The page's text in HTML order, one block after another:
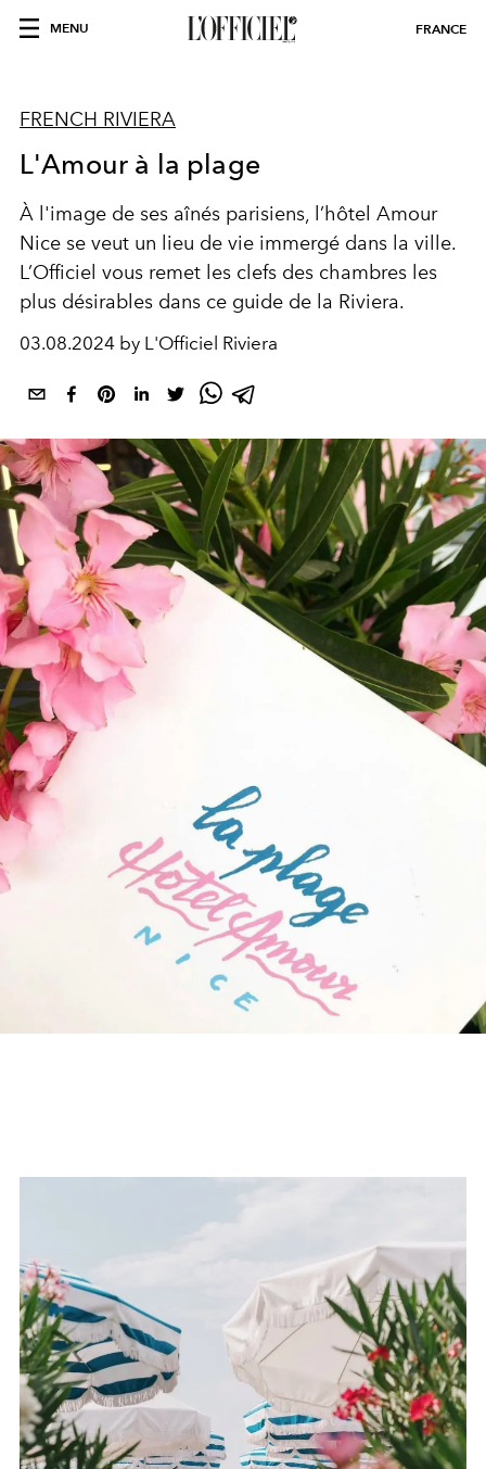
MENU FRANCE
FRENCH RIVIERA
L'Amour à la plage
À l'image de ses aînés parisiens, l’hôtel Amour
Nice se veut un lieu de vie immergé dans la ville.
L’Officiel vous remet les clefs des chambres les
plus désirables dans ce guide de la Riviera.
03.08.2024 by L'Officiel Riviera